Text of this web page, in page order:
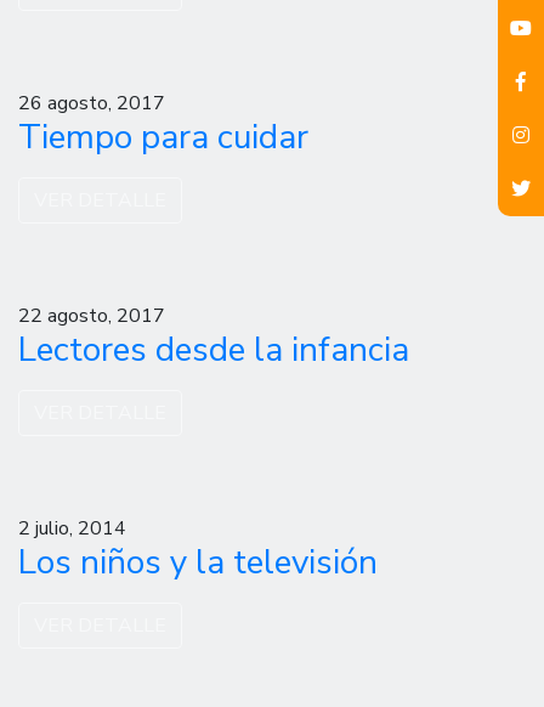
26 agosto, 2017
Tiempo para cuidar
22 agosto, 2017
Lectores desde la infancia
2 julio, 2014
Los niños y la televisión